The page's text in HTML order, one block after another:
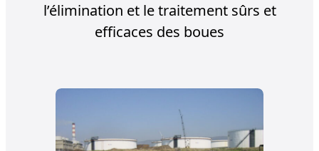
l’élimination et le traitement sûrs et
efficaces des boues